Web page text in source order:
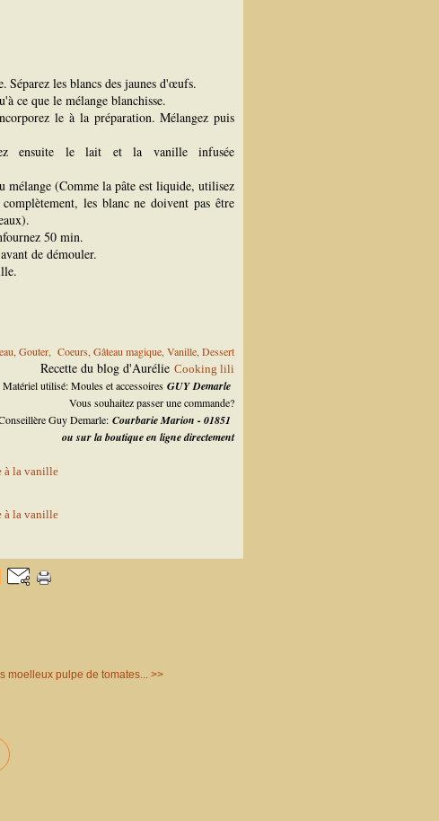
Séparez les blancs des jaunes d'œufs.
ce que le mélange blanchisse.
le à la préparation. Mélangez puis
ensuite le lait et la vanille infusée
mélange (Comme la pâte est liquide, utilisez
les blanc ne doivent pas être
50 min.
de démouler.
, Gouter, Coeurs, Gâteau magique, Vanille, Dessert
Recette du blog d'Aurélie Cooking lili
Matériel utilisé: Moules et accessoires GUY Demarle
Vous souhaitez passer une commande?
Guy Demarle: Courbarie Marion - 01851
ou sur la boutique en ligne directement
moelleux pulpe de tomates... >>